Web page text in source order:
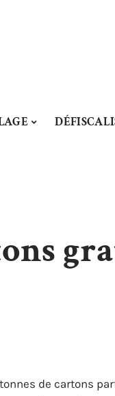
de cartons